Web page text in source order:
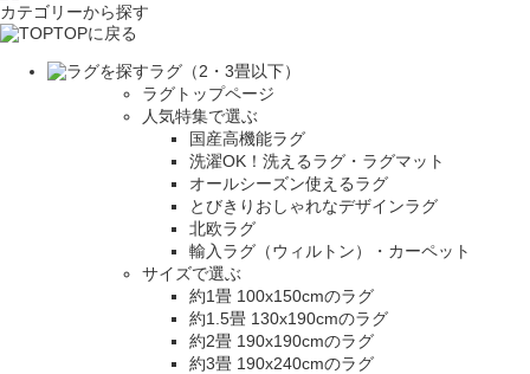
カテゴリーから探す
TOPに戻る
ラグ（2・3畳以下）
ラグトップページ
人気特集で選ぶ
国産高機能ラグ
洗濯OK！洗えるラグ・ラグマット
オールシーズン使えるラグ
とびきりおしゃれなデザインラグ
北欧ラグ
輸入ラグ（ウィルトン）・カーペット
サイズで選ぶ
約1畳 100x150cmのラグ
約1.5畳 130x190cmのラグ
約2畳 190x190cmのラグ
約3畳 190x240cmのラグ